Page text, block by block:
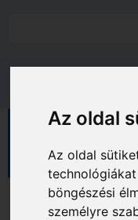
Az oldal
Az oldal
böngészési
személyre
Kisgép